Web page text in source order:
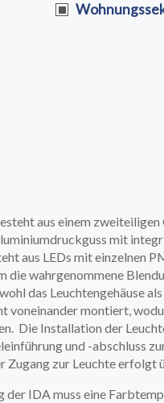
aus einem
mit
aus LEDs mit einzelnen
die wahrgenommene
das Leuchtengehäuse
voneinander montiert,
Die Installation der
und -abschluss
Zugang zur Leuchte erfolgt
der IDA muss eine